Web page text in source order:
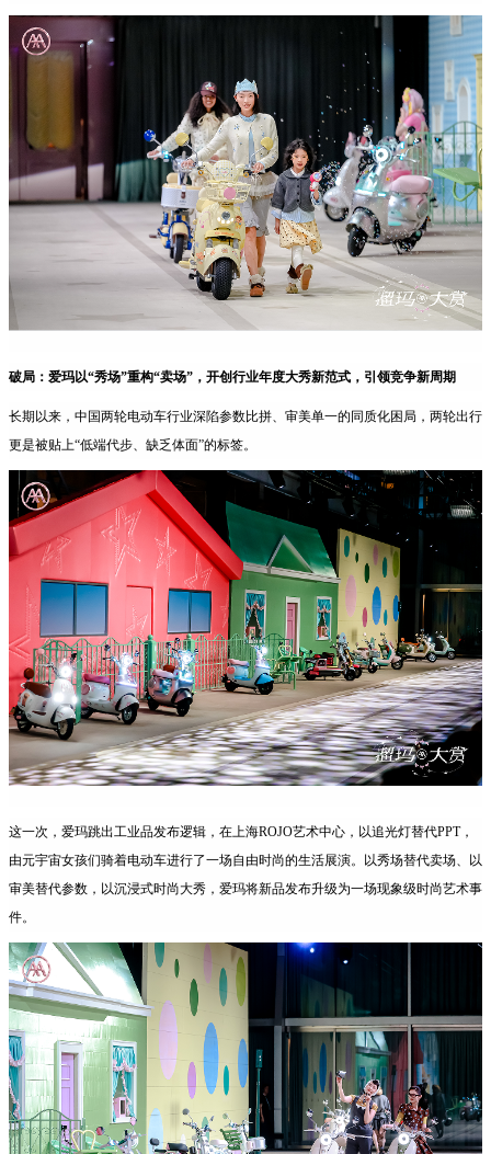
破局：爱玛以“秀场”重构“卖场”，开创行业年度大秀新范式，引领竞争新周期
长期以来，中国两轮电动车行业深陷参数比拼、审美单一的同质化困局，两轮出行
更是被贴上“低端代步、缺乏体面”的标签。
这一次，爱玛跳出工业品发布逻辑，在上海ROJO艺术中心，以追光灯替代PPT，
由元宇宙女孩们骑着电动车进行了一场自由时尚的生活展演。以秀场替代卖场、以
审美替代参数，以沉浸式时尚大秀，爱玛将新品发布升级为一场现象级时尚艺术事
件。